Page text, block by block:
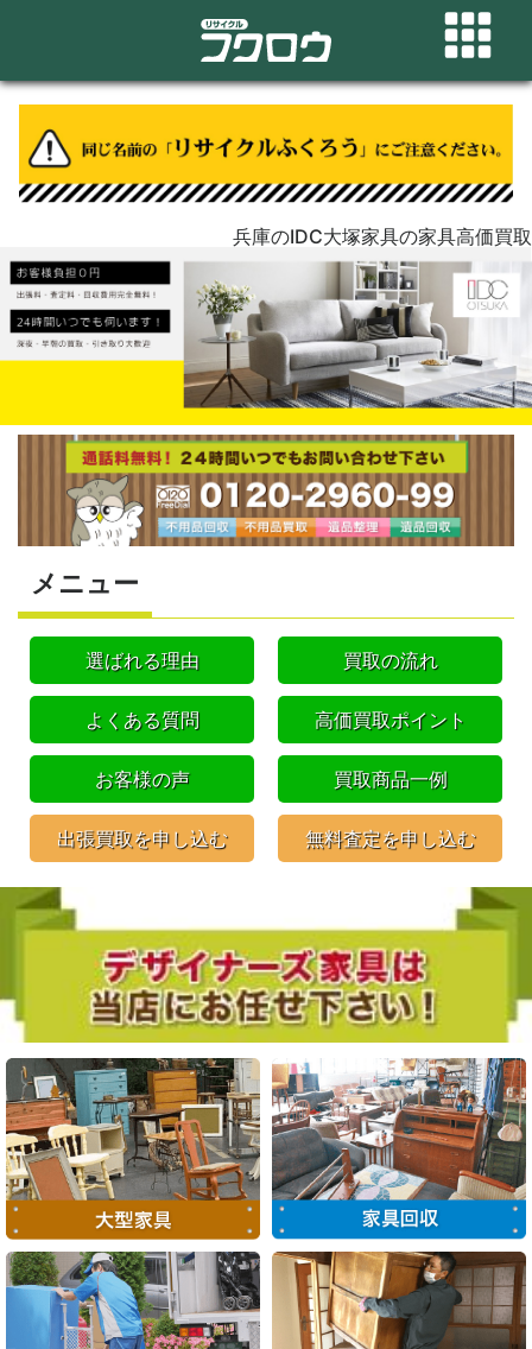
兵庫のIDC大塚家具の家具高価買取
メニュー
選ばれる理由 買取の流れ
よくある質問 高価買取ポイント
お客様の声 買取商品一例
出張買取を申し込む 無料査定を申し込む